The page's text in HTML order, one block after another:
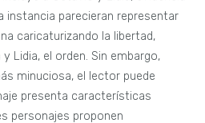
hebraico representa el deseo
los pecados del hombre a
el abismo clamo a ti,
voz![…]Porque junto al señor está
de sus liberaciones, y él liberará a
”. De esta manera, enCerca del